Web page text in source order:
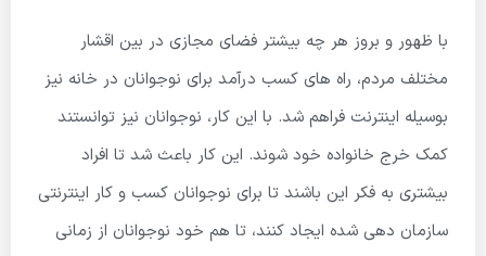
با ظهور و بروز هر چه بیشتر فضای مجازی در بین اقشار
مختلف مردم، راه های کسب درآمد برای نوجوانان در خانه نیز
بوسیله اینترنت فراهم شد. با این کار، نوجوانان نیز توانستند
کمک خرج خانواده خود شوند. این کار باعث شد تا افراد
بیشتری به فکر این باشند تا برای نوجوانان کسب و کار اینترنتی
سازمان دهی شده ایجاد کنند، تا هم خود نوجوانان از زمانی